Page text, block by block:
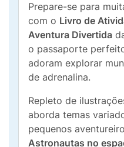
Prepare-se para
com o Livro de
Aventura Divertida
o passaporte
adoram explorar
de adrenalina.
Repleto de
aborda temas
pequenos
Astronautas no